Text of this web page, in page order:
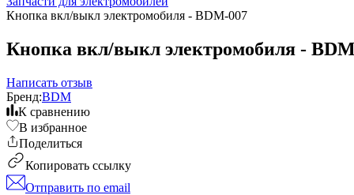
Кнопка вкл/выкл электромобиля - BDM-007
Кнопка вкл/выкл электромобиля -
Написать отзыв
Бренд:BDM
К сравнению
В избранное
Поделиться
Копировать ссылку
Отправить по email